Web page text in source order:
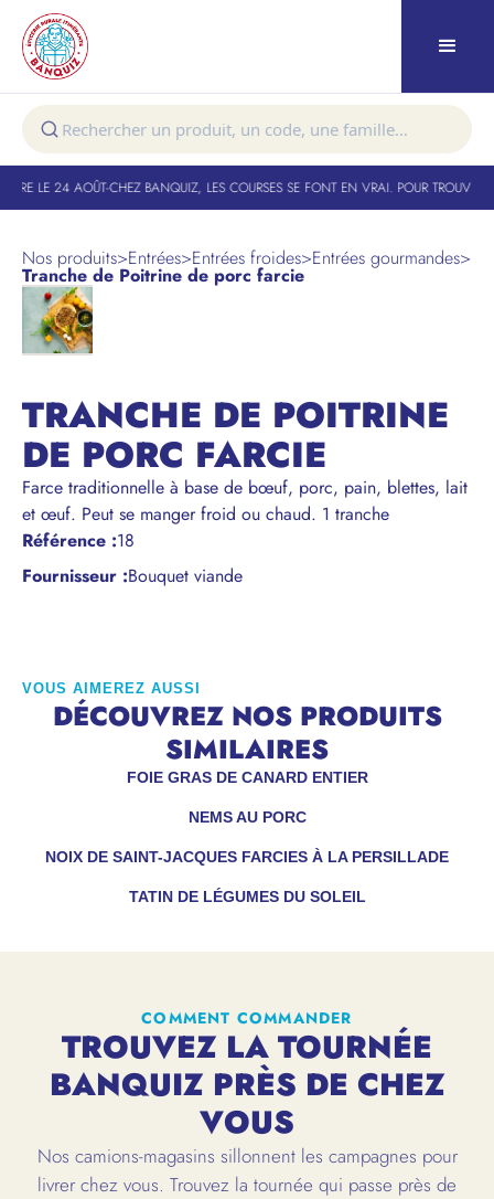
LE 24 AOÛT-CHEZ BANQUIZ, LES COURSES SE FONT EN VRAI. POUR TROUVER
Nos produits>Entrées>Entrées froides>Entrées gourmandes>
Tranche de Poitrine de porc farcie
TRANCHE DE POITRINE
DE PORC FARCIE
Farce traditionnelle à base de bœuf, porc, pain, blettes, lait
et œuf. Peut se manger froid ou chaud. 1 tranche
Référence :18
Fournisseur :Bouquet viande
VOUS AIMEREZ AUSSI
DÉCOUVREZ NOS PRODUITS
SIMILAIRES
NOIX DE SAINT-JACQUES FARCIES À LA PERSILLADE
TATIN DE LÉGUMES DU SOLEIL
NEMS AU PORC
FOIE GRAS DE CANARD ENTIER
COMMENT COMMANDER
TROUVEZ LA TOURNÉE
BANQUIZ PRÈS DE CHEZ
VOUS
Nos camions-magasins sillonnent les campagnes pour
livrer chez vous. Trouvez la tournée qui passe près de